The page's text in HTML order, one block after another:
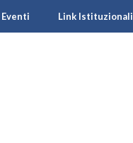
Link Istituzionali